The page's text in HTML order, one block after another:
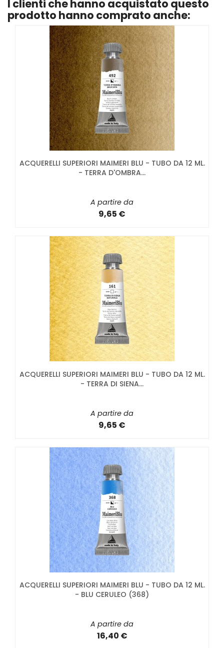
I clienti che hanno acquistato questo
prodotto hanno comprato anche:
ACQUERELLI SUPERIORI MAIMERI BLU - TUBO DA 12 ML.
- TERRA D'OMBRA...
A partire da
9,65 €
ACQUERELLI SUPERIORI MAIMERI BLU - TUBO DA 12 ML.
- TERRA DI SIENA...
A partire da
9,65 €
ACQUERELLI SUPERIORI MAIMERI BLU - TUBO DA 12 ML.
- BLU CERULEO (368)
A partire da
16,40 €